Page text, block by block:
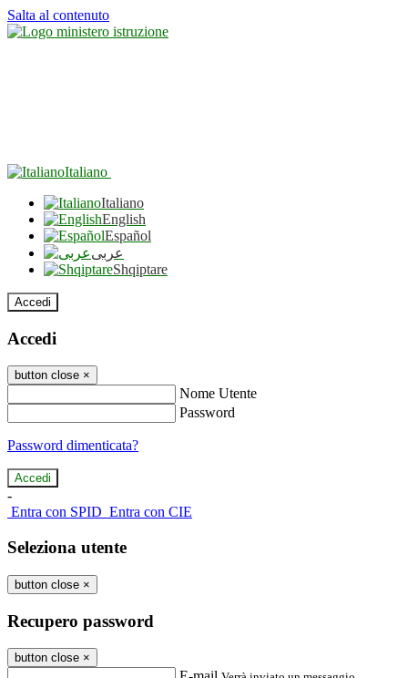
Salta al contenuto
Italiano
Italiano
English
Español
عربى
Shqiptare
Accedi
Accedi
button close ×
Nome Utente
Password
Password dimenticata?
-
Entra con SPID Entra con CIE
Seleziona utente
button close ×
Recupero password
button close ×